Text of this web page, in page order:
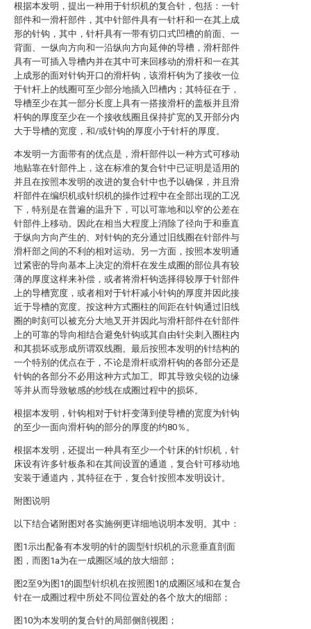
根据本发明，提出一种用于针织机的复合针，包括：一针
部件和一滑杆部件，其中针部件具有一针杆和一在其上成
形的针钩，其中，针杆具有一带有切口式凹槽的前面、一
背面、一纵向方向和一沿纵向方向延伸的导槽，滑杆部件
具有一可插入导槽内并在其中可来回移动的滑杆和一在其
上成形的面对针钩开口的滑杆钩，该滑杆钩为了接收一位
于针杆上的线圈可至少部分地插入凹槽内；其特征在于，
导槽至少在其一部分长度上具有一搭接滑杆的盖板并且滑
杆钩的厚度至少在一个接收线圈且保持扩宽的叉开部分内
大于导槽的宽度，和/或针钩的厚度小于针杆的厚度。
本发明一方面带有的优点是，滑杆部件以一种方式可移动
地贴靠在针部件上，这在标准的复合针中已证明是适用的
并且在按照本发明的改进的复合针中也予以确保，并且滑
杆部件在编织机或针织机的操作过程中在全部出现的工况
下，特别是在普遍的温升下，可以可靠地和以窄的公差在
针部件上移动。因此在相当大程度上消除了径向于和垂直
于纵向方向产生的、对针钩的充分通过旧线圈在针部件与
滑杆部之间的不利的相对运动。另一方面，按照本发明通
过紧密的导向基本上决定的滑杆在发生成圈的部位具有较
薄的厚度这样来补偿，或者将滑杆钩选择得较厚于针部件
上的导槽宽度，或者相对于针杆减小针钩的厚度并因此接
近于导槽的宽度。按这种方式圈柱的间距在针钩通过旧线
圈的时刻可以被充分大地叉开并因此与滑杆部件在针部件
上的可靠的导向相结合避免针钩或其自由针尖刺入圈柱内
和其损坏或形成所谓双线圈。最后按照本发明的针结构的
一个特别的优点在于，不论是滑杆或滑杆钩的各部分还是
针钩的各部分不必用这种方式加工。即其导致尖锐的边缘
等并从而导致敏感的纱线在成圈过程中的损坏。
根据本发明，针钩相对于针杆变薄到使导槽的宽度为针钩
的至少一面向滑杆钩的部分的厚度的约80％。
根据本发明，还提出一种具有至少一个针床的针织机，针
床设有许多针板条和在其间设置的通道，复合针可移动地
安装于通道内，其特征在于，复合针按照本发明设计。
附图说明
以下结合诸附图对各实施例更详细地说明本发明。其中：
图1示出配备有本发明的针的圆型针织机的示意垂直剖面
图，而图1a为在一成圈区域的放大细部；
图2至9为图1的圆型针织机在按照图1的成圈区域和在复合
针在一成圈过程中所处不同位置处的各个放大的细部；
图10为本发明的复合针的局部侧剖视图；